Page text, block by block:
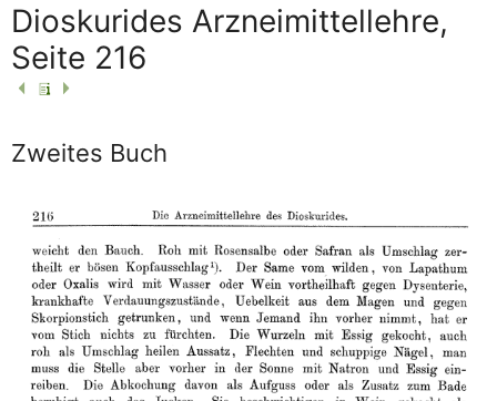
Dioskurides Arzneimittellehre,
Seite 216
Zweites Buch